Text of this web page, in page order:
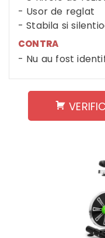
Usor de reglat
Stabila si
CONTRA
Nu au fost